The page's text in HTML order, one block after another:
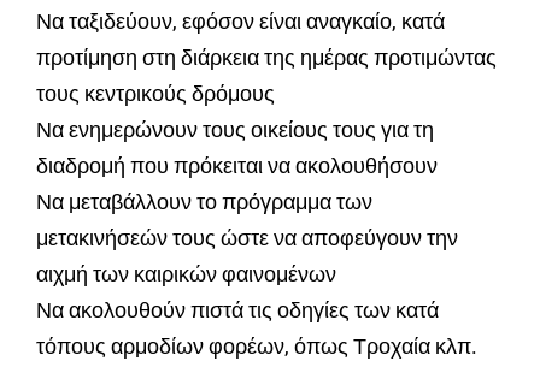
Να ταξιδεύουν, εφόσον είναι αναγκαίο, κατά
προτίμηση στη διάρκεια της ημέρας προτιμώντας
τους κεντρικούς δρόμους
Να ενημερώνουν τους οικείους τους για τη
διαδρομή που πρόκειται να ακολουθήσουν
Να μεταβάλλουν το πρόγραμμα των
μετακινήσεών τους ώστε να αποφεύγουν την
αιχμή των καιρικών φαινομένων
Να ακολουθούν πιστά τις οδηγίες των κατά
τόπους αρμοδίων φορέων, όπως Τροχαία κλπ.